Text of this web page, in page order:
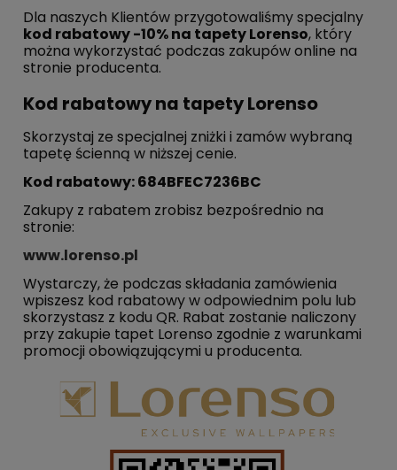
Dla naszych Klientów przygotowaliśmy specjalny
kod rabatowy -10% na tapety Lorenso, który
można wykorzystać podczas zakupów online na
stronie producenta.
Kod rabatowy na tapety Lorenso
Skorzystaj ze specjalnej zniżki i zamów wybraną
tapetę ścienną w niższej cenie.
Kod rabatowy: 684BFEC7236BC
Zakupy z rabatem zrobisz bezpośrednio na
stronie:
www.lorenso.pl
Wystarczy, że podczas składania zamówienia
wpiszesz kod rabatowy w odpowiednim polu lub
skorzystasz z kodu QR. Rabat zostanie naliczony
przy zakupie tapet Lorenso zgodnie z warunkami
promocji obowiązującymi u producenta.